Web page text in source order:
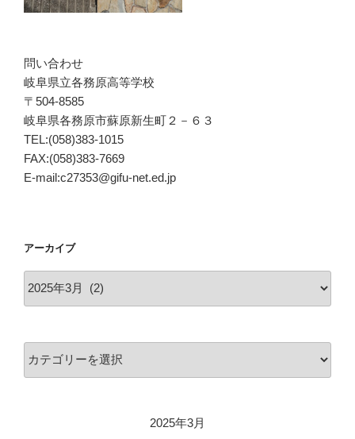
問い合わせ
岐阜県立各務原高等学校
〒504-8585
岐阜県各務原市蘇原新生町２－６３
TEL:(058)383-1015
FAX:(058)383-7669
E-mail:c27353@gifu-net.ed.jp
アーカイブ
ブ
テ
2025年3月